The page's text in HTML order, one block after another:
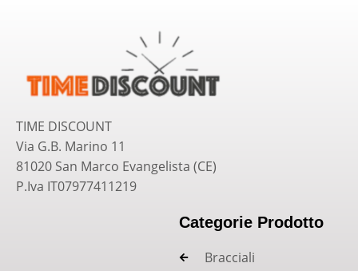
TIME DISCOUNT
Via G.B. Marino 11
81020 San Marco Evangelista (CE)
P.Iva IT07977411219
Categorie Prodotto
Bracciali